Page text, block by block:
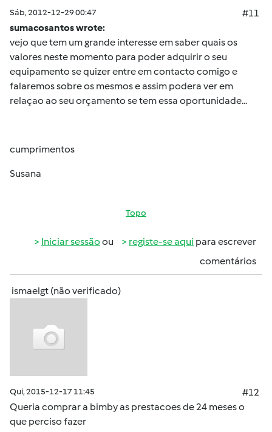
Sáb, 2012-12-29 00:47
#11
sumacosantos wrote:
vejo que tem um grande interesse em saber quais os
valores neste momento para poder adquirir o seu
equipamento se quizer entre em contacto comigo e
falaremos sobre os mesmos e assim podera ver em
relaçao ao seu orçamento se tem essa oportunidade...
cumprimentos
Susana
Topo
Iniciar sessão ou registe-se aqui para escrever
comentários
ismaelgt (não verificado)
Qui, 2015-12-17 11:45
#12
Queria comprar a bimby as prestacoes de 24 meses o
que perciso fazer